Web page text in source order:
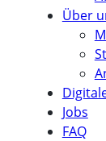
Über
Jobs
FAQ